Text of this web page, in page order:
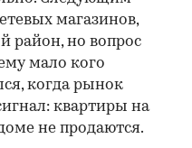
магазинов,
район, но вопрос
мало кого
когда рынок
квартиры на
не продаются.